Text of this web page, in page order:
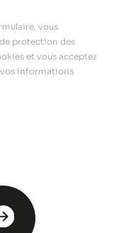
vous
protection des
et vous acceptez
informations